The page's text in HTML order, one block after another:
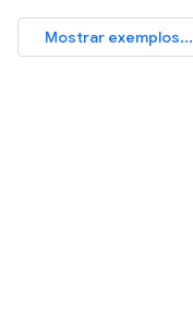
Mostrar exemplos...